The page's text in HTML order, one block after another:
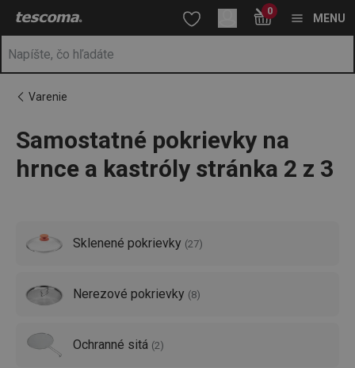
Nachádzate sa na stránke Pokrievky na hrnce 🥘 stránka 2 z 3
Prejsť na hlavný obsah
Prejsť na vyhľadávanie
Prejsť na navigáciu 0
MENU
Varenie
Samostatné pokrievky na
hrnce a kastróly stránka 2 z 3
Sklenené pokrievky (27)
Nerezové pokrievky (8)
Ochranné sitá (2)